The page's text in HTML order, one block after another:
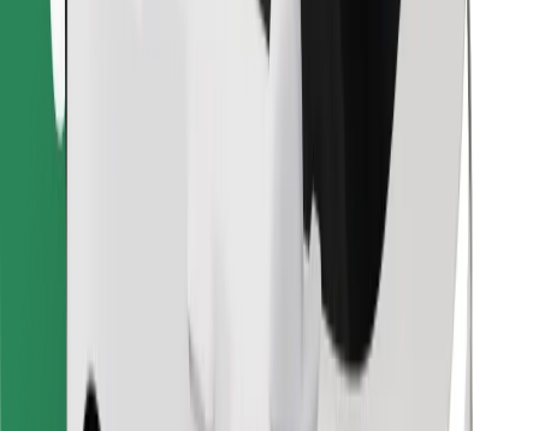
Atrodi savas mīļākās maltītes!
Lejupielādē Bolt Food lietotni